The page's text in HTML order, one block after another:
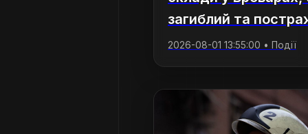
загиблий та
2026-08-01 13:55:00 • Події